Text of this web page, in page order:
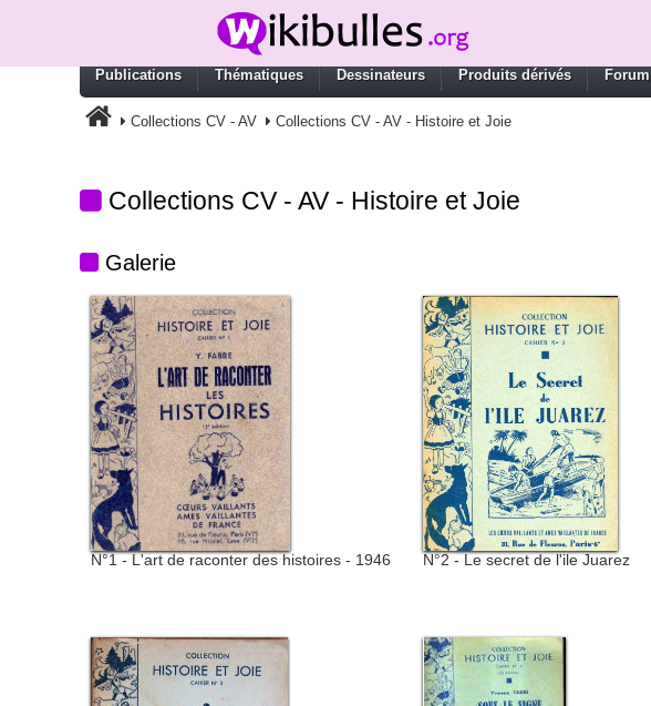
Publications Thématiques Dessinateurs Produits dérivés Forum
Collections CV - AV Collections CV - AV - Histoire et Joie
Collections CV - AV - Histoire et Joie
Galerie
N°1 - L'art de raconter des histoires - 1946
N°2 - Le secret de l'ile Juarez